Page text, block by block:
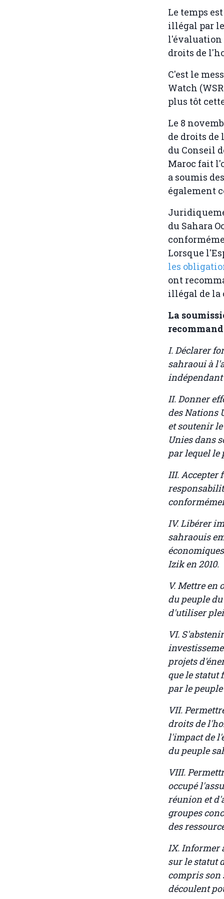
Le temps
illégal par
l'évaluation
droits de
C'est le
Watch
plus tôt
Le 8
de droits
du Conseil
Maroc fait
a soumis
également
du Sahara
Lorsque
les
ont
illégal de la
La
I. Déclarer
sahraoui à
indépendant
II. Donner
des Nations
et soutenir
Unies dans
par lequel le
III. Accepter
IV. Libérer
sahraouis
Izik en 2010.
V. Mettre
du peuple
d'utiliser
VI.
projets
que le statut
par le
VII.
droits de
l'impact de
du peuple
VIII.
occupé
réunion et
groupes
des
IX. Informer
sur le statut
compris son
découlent